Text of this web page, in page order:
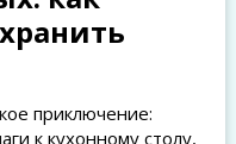
приключение:
к кухонному столу,